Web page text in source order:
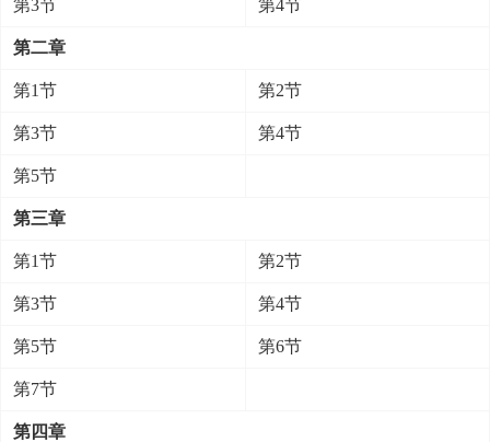
第3节 第4节
第二章
第1节 第2节
第3节 第4节
第5节
第三章
第1节 第2节
第3节 第4节
第5节 第6节
第7节
第四章